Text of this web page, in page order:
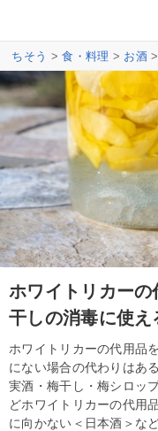
ちそう >食・料理 > お酒>
ホワイトリカー
干しの消毒に使え
ホワイトリカーの代用品
にない場合の代わりはあ
実酒・梅干し・梅シロッ
どホワイトリカーの代用
に向かない＜日本酒＞な